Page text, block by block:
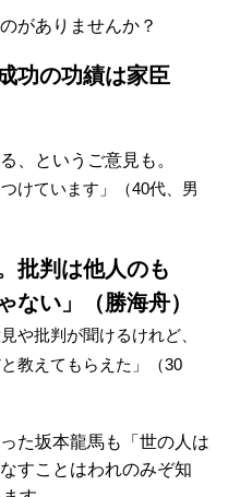
がありませんか？
功の功績は家臣
、というご意見も。
けています」（40代、男
批判は他人のも
ない」（勝海舟）
や批判が聞けるけれど、
教えてもらえた」（30
た坂本龍馬も「世の人は
すことはわれのみぞ知